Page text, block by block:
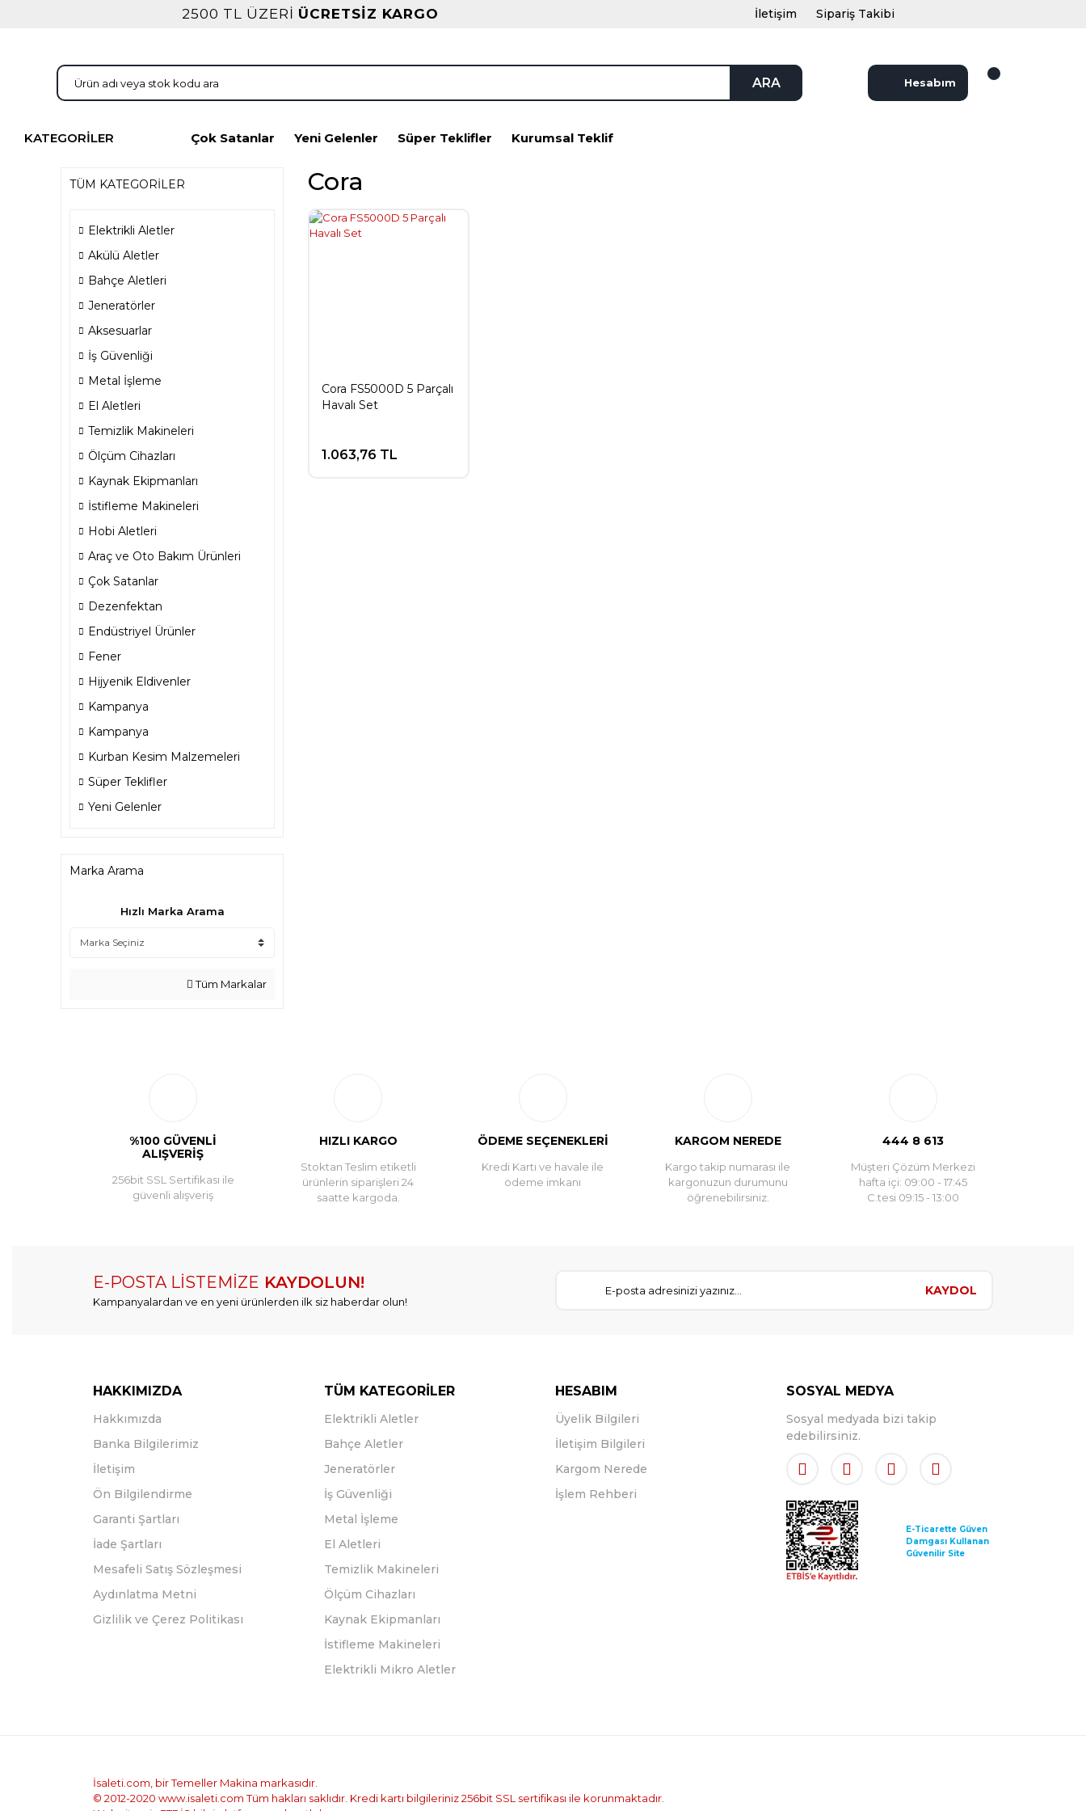
2500 TL ÜZERİ ÜCRETSİZ KARGO İletişim Sipariş Takibi
ARA Hesabım
KATEGORİLER Çok Satanlar Yeni Gelenler Süper Teklifler Kurumsal Teklif
TÜM KATEGORİLER
Elektrikli Aletler
Akülü Aletler
Bahçe Aletleri
Jeneratörler
Aksesuarlar
İş Güvenliği
Metal İşleme
El Aletleri
Temizlik Makineleri
Ölçüm Cihazları
Kaynak Ekipmanları
İstifleme Makineleri
Hobi Aletleri
Araç ve Oto Bakım Ürünleri
Çok Satanlar
Dezenfektan
Endüstriyel Ürünler
Fener
Hijyenik Eldivenler
Kampanya
Kampanya
Kurban Kesim Malzemeleri
Süper Teklifler
Yeni Gelenler
Marka Arama
Hızlı Marka Arama
Tüm Markalar
Cora
Cora FS5000D 5 Parçalı
Havalı Set
1.063,76 TL
%100 GÜVENLİ
ALIŞVERİŞ
256bit SSL Sertifikası ile
güvenli alışveriş
HIZLI KARGO
Stoktan Teslim etiketli
ürünlerin siparişleri 24
saatte kargoda.
ÖDEME SEÇENEKLERİ
Kredi Kartı ve havale ile
ödeme imkanı
KARGOM NEREDE
Kargo takip numarası ile
kargonuzun durumunu
öğrenebilirsiniz.
444 8 613
Müşteri Çözüm Merkezi
hafta içi: 09:00 - 17:45
C.tesi 09:15 - 13:00
E-POSTA LİSTEMİZE KAYDOLUN!
Kampanyalardan ve en yeni ürünlerden ilk siz haberdar olun!
KAYDOL
HAKKIMIZDA
Hakkımızda
Banka Bilgilerimiz
İletişim
Ön Bilgilendirme
Garanti Şartları
İade Şartları
Mesafeli Satış Sözleşmesi
Aydınlatma Metni
Gizlilik ve Çerez Politikası
TÜM KATEGORİLER
Elektrikli Aletler
Bahçe Aletler
Jeneratörler
İş Güvenliği
Metal İşleme
El Aletleri
Temizlik Makineleri
Ölçüm Cihazları
Kaynak Ekipmanları
İstifleme Makineleri
Elektrikli Mikro Aletler
HESABIM
Üyelik Bilgileri
İletişim Bilgileri
Kargom Nerede
İşlem Rehberi
SOSYAL MEDYA
Sosyal medyada bizi takip
edebilirsiniz.
E-Ticarette Güven
Damgası Kullanan
Güvenilir Site
İsaleti.com, bir Temeller Makina markasıdır.
© 2012-2020 www.isaleti.com Tüm hakları saklıdır. Kredi kartı bilgileriniz 256bit SSL sertifikası ile korunmaktadır.